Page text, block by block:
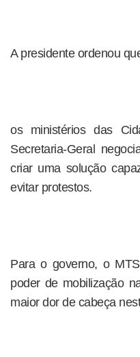
A presidente ordenou
os ministérios das
Secretaria-Geral
criar uma solução
evitar protestos.
Para o governo, o
poder de mobilização
maior dor de cabeça